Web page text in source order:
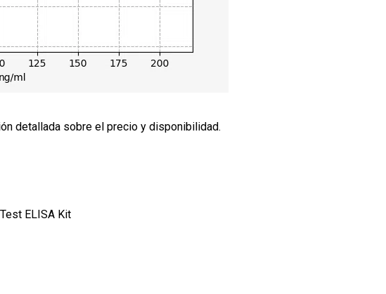
detallada sobre el precio y disponibilidad.
ELISA Kit